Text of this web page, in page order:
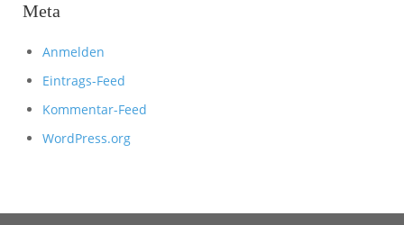
Meta
Anmelden
Eintrags-Feed
Kommentar-Feed
WordPress.org